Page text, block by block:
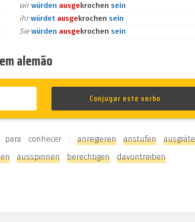
wirwürden ausgekrochen sein
ihrwürdet ausgekrochen sein
Siewürden ausgekrochen sein
alemão
para conhecer : anregieren anstufen
ausspinnen berechtigen
davontreiben